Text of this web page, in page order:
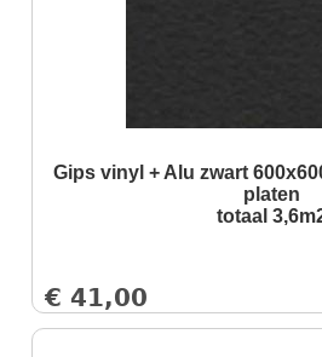
Gips vinyl + Alu zwart
platen
totaal
€ 41,00